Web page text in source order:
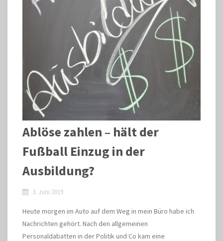
Ablöse zahlen – hält der
Fußball Einzug in der
Ausbildung?
3. Juni 2019
Heute morgen im Auto auf dem Weg in mein Büro habe ich
Nachrichten gehört. Nach den allgemeinen
Personaldabatten in der Politik und Co kam eine